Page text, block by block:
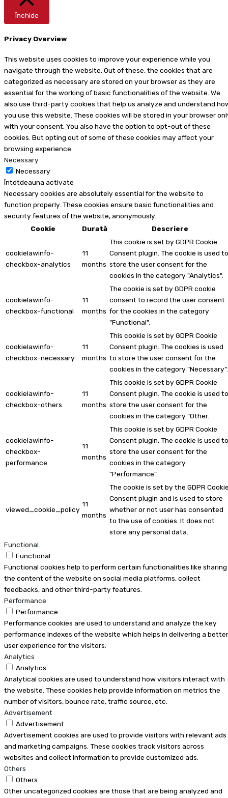
Închide
Privacy Overview
This website uses cookies to improve your experience while you
navigate through the website. Out of these, the cookies that are
categorized as necessary are stored on your browser as they are
essential for the working of basic functionalities of the website. We
also use third-party cookies that help us analyze and understand
you use this website. These cookies will be stored in your browser
with your consent. You also have the option to opt-out of these
cookies. But opting out of some of these cookies may affect your
browsing experience.
Necessary
Necessary
Întotdeauna activate
Necessary cookies are absolutely essential for the website to
function properly. These cookies ensure basic functionalities and
security features of the website, anonymously.
Cookie
Durată Descriere
cookielawinfo-
checkbox-analytics
11
months
This cookie is set by GDPR Cookie
Consent plugin. The cookie is used to
store the user consent for the
cookies in the category "Analytics".
cookielawinfo-
checkbox-functional
11
months
The cookie is set by GDPR cookie
consent to record the user consent
for the cookies in the category
"Functional".
cookielawinfo-
checkbox-necessary
11
months
This cookie is set by GDPR Cookie
Consent plugin. The cookies is used
to store the user consent for the
cookies in the category "Necessary".
cookielawinfo-
checkbox-others
11
months
This cookie is set by GDPR Cookie
Consent plugin. The cookie is used to
store the user consent for the
cookies in the category "Other.
cookielawinfo-
checkbox-
performance
11
months
This cookie is set by GDPR Cookie
Consent plugin. The cookie is used to
store the user consent for the
cookies in the category
"Performance".
viewed_cookie_policy
11
months
The cookie is set by the GDPR
Consent plugin and is used to store
whether or not user has consented
to the use of cookies. It does not
store any personal data.
Functional
Functional
Functional cookies help to perform certain functionalities like sharing
the content of the website on social media platforms, collect
feedbacks, and other third-party features.
Performance
Performance
Performance cookies are used to understand and analyze the key
performance indexes of the website which helps in delivering a better
user experience for the visitors.
Analytics
Analytics
Analytical cookies are used to understand how visitors interact with
the website. These cookies help provide information on metrics the
number of visitors, bounce rate, traffic source, etc.
Advertisement
Advertisement
Advertisement cookies are used to provide visitors with relevant ads
and marketing campaigns. These cookies track visitors across
websites and collect information to provide customized ads.
Others
Others
Other uncategorized cookies are those that are being analyzed and